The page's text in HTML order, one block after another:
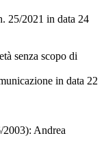
25/2021 in data 24
senza scopo di
in data 22
2003): Andrea